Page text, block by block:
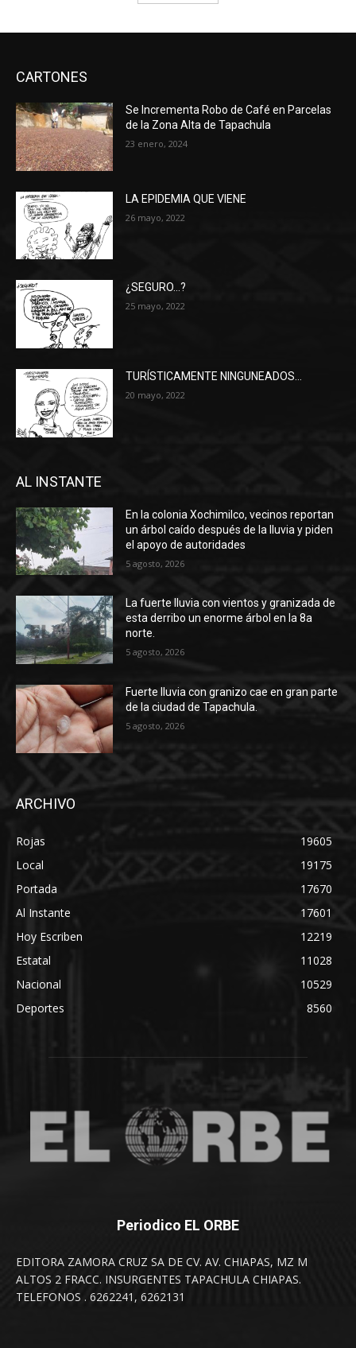
CARTONES
Se Incrementa Robo de Café en Parcelas
de la Zona Alta de Tapachula
23 enero, 2024
LA EPIDEMIA QUE VIENE
26 mayo, 2022
¿SEGURO…?
25 mayo, 2022
TURÍSTICAMENTE NINGUNEADOS…
20 mayo, 2022
AL INSTANTE
En la colonia Xochimilco, vecinos reportan
un árbol caído después de la lluvia y piden
el apoyo de autoridades
5 agosto, 2026
La fuerte lluvia con vientos y granizada de
esta derribo un enorme árbol en la 8a
norte.
5 agosto, 2026
Fuerte lluvia con granizo cae en gran parte
de la ciudad de Tapachula.
5 agosto, 2026
ARCHIVO
Rojas
19605
Local
19175
Portada
17670
Al Instante
17601
Hoy Escriben
12219
Estatal
11028
Nacional
10529
Deportes
8560
Periodico EL ORBE
EDITORA ZAMORA CRUZ SA DE CV. AV. CHIAPAS, MZ M
ALTOS 2 FRACC. INSURGENTES TAPACHULA CHIAPAS.
TELEFONOS . 6262241, 6262131